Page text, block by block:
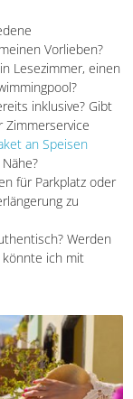
dort aus alle
Liegt vielleicht
ruhig genug,
Vorlieben?
Lesezimmer,
per
Inclusive Paket
Verlängerung zu
ja, könnte